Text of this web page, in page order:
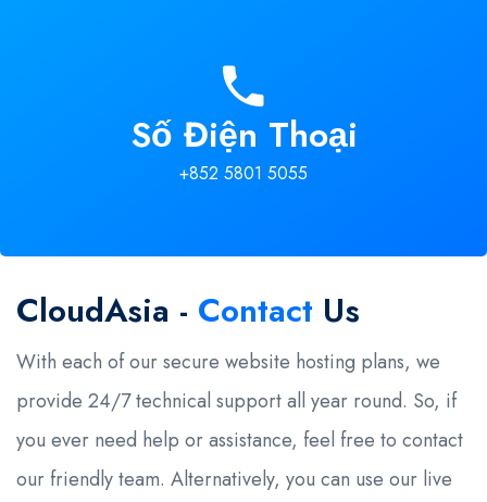
Số Điện Thoại
+852 5801 5055
CloudAsia - Contact Us
With each of our secure website hosting plans, we
provide 24/7 technical support all year round. So, if
you ever need help or assistance, feel free to contact
our friendly team. Alternatively, you can use our live